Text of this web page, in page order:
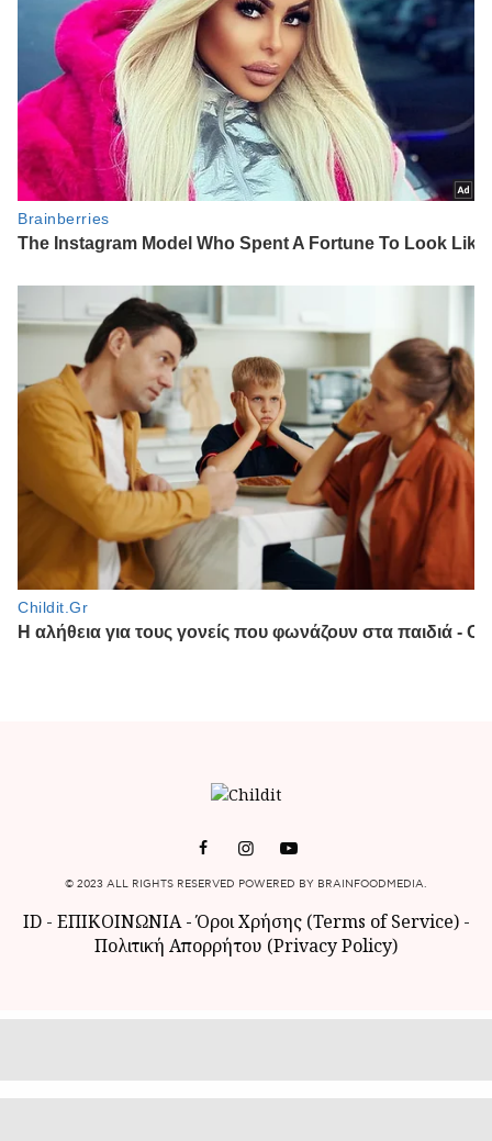
© 2023 ALL RIGHTS RESERVED POWERED BY BRAINFOODMEDIA.
ID- ΕΠΙΚΟΙΝΩΝΙΑ-Όροι Χρήσης (Terms of Service)-
Πολιτική Απορρήτου (Privacy Policy)